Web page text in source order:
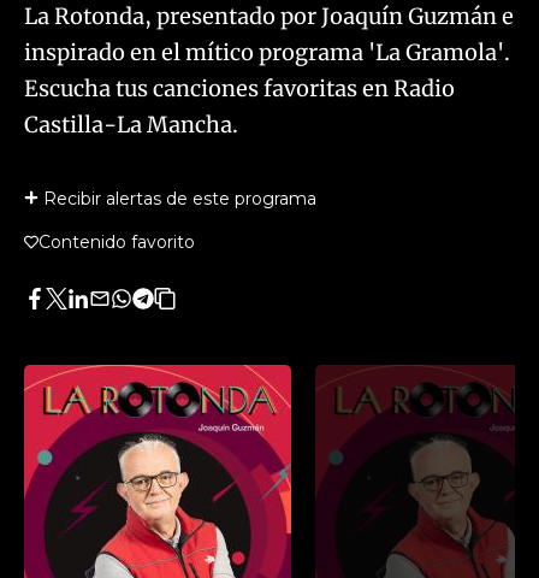
La Rotonda, presentado por Joaquín Guzmán e
inspirado en el mítico programa 'La Gramola'.
Escucha tus canciones favoritas en Radio
Castilla-La Mancha.
Recibir alertas de este programa
Contenido favorito
Facebook
Twitter
LinkedIn
Enviar
Whatsapp
Telegram
Copiar
artículo